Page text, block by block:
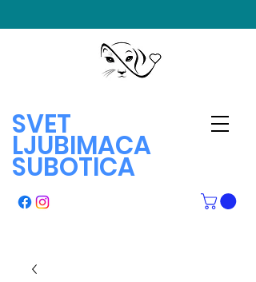
SVET
LJUBIMACA
SUBOTICA